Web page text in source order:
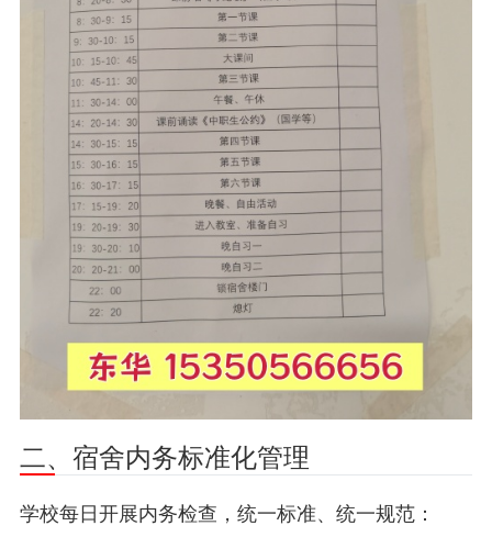
二、宿舍内务标准化管理
学校每日开展内务检查，统一标准、统一规范：